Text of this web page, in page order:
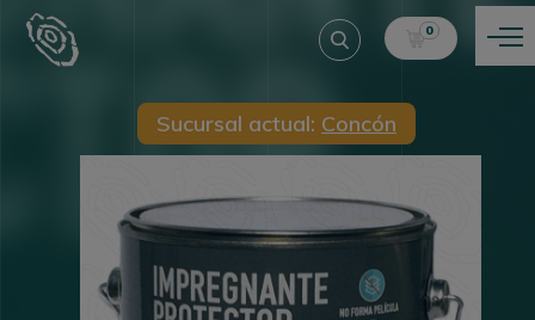
0
Sucursal actual: Concón